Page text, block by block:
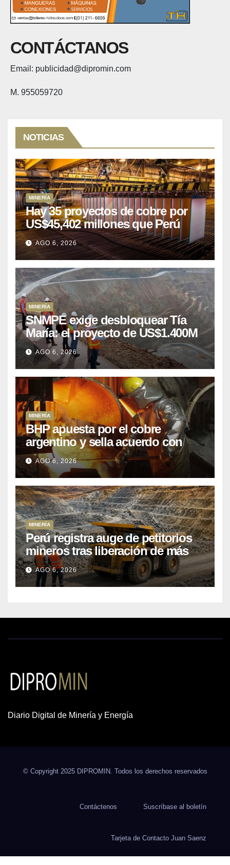
CONTÁCTANOS
Email: publicidad@dipromin.com
M. 955059720
NOTICIAS
MINERÍA
Hay 35 proyectos de cobre por
US$45,402 millones que Perú
puede aprovechar
AGO 6, 2026
MINERÍA
SNMPE exige desbloquear Tía
María: el proyecto de US$1.400M
que Perú lleva 15 años
posponiendo
AGO 6, 2026
MINERÍA
BHP apuesta por el cobre
argentino y sella acuerdo con
Kobrea para siete proyecto
AGO 6, 2026
MINERÍA
Perú registra auge de petitorios
mineros tras liberación de más
de mil concesiones para explorar
cobre y oro
AGO 6, 2026
Diario Digital de Minería y Energía
© Copyright 2025 DIPROMIN. Todos los derechos reservados
Contáctenos Suscríbase al boletín
Tarjeta de Contacto Juan Saenz